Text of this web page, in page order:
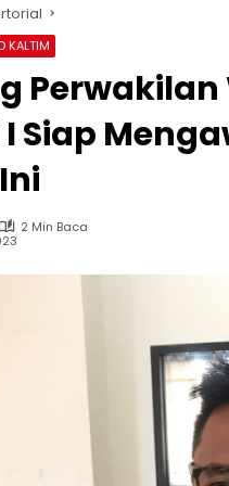
KALTIM
Perwakilan
Siap
2 Min Baca